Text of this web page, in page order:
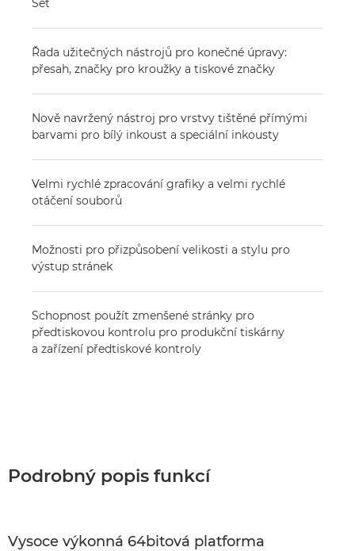
Set
Řada užitečných nástrojů pro konečné úpravy:
přesah, značky pro kroužky a tiskové značky
Nově navržený nástroj pro vrstvy tištěné přímými
barvami pro bílý inkoust a speciální inkousty
Velmi rychlé zpracování grafiky a velmi rychlé
otáčení souborů
Možnosti pro přizpůsobení velikosti a stylu pro
výstup stránek
Schopnost použít zmenšené stránky pro
předtiskovou kontrolu pro produkční tiskárny
a zařízení předtiskové kontroly
Podrobný popis funkcí
Vysoce výkonná 64bitová platforma